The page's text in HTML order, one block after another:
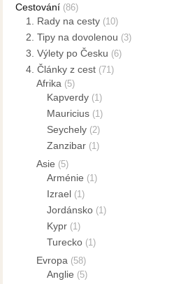
Cestování (86)
1. Rady na cesty (10)
2. Tipy na dovolenou (3)
3. Výlety po Česku (6)
4. Články z cest (71)
Afrika (5)
Kapverdy (1)
Mauricius (1)
Seychely (2)
Zanzibar (1)
Asie (5)
Arménie (1)
Izrael (1)
Jordánsko (1)
Kypr (1)
Turecko (1)
Evropa (58)
Anglie (5)